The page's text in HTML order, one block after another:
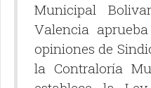
Municipal
Valencia
opiniones de
la Contraloría